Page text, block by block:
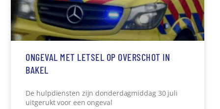
ONGEVAL MET LETSEL OP OVERSCHOT IN
BAKEL
De hulpdiensten zijn donderdagmiddag 30 juli
uitgerukt voor een ongeval